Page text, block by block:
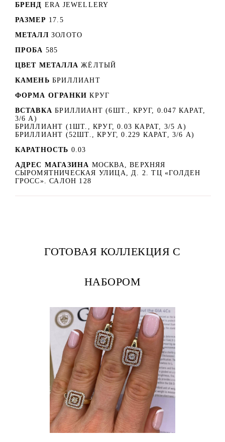
БРЕНД ERA JEWELLERY
РАЗМЕР 17.5
МЕТАЛЛ ЗОЛОТО
ПРОБА 585
ЦВЕТ МЕТАЛЛА ЖЁЛТЫЙ
КАМЕНЬ БРИЛЛИАНТ
ФОРМА ОГРАНКИ КРУГ
ВСТАВКА БРИЛЛИАНТ (6ШТ., КРУГ, 0.047 КАРАТ,
3/6 А)
БРИЛЛИАНТ (1ШТ., КРУГ, 0.03 КАРАТ, 3/5 А)
БРИЛЛИАНТ (52ШТ., КРУГ, 0.229 КАРАТ, 3/6 А)
КАРАТНОСТЬ 0.03
АДРЕС МАГАЗИНА МОСКВА, ВЕРХНЯЯ
СЫРОМЯТНИЧЕСКАЯ УЛИЦА, Д. 2. ТЦ «ГОЛДЕН
ГРОСС». САЛОН 128
ГОТОВАЯ КОЛЛЕКЦИЯ С
НАБОРОМ